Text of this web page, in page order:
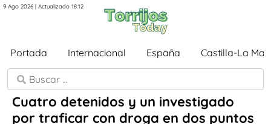
9 Ago 2026 | Actualizado 18:12
Portada Internacional España Castilla-La
Cuatro detenidos y un investigado
por traficar con droga en dos puntos